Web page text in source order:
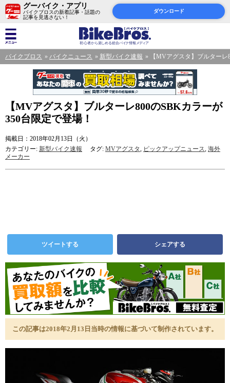
グーバイク・アプリ
バイクブロスの新着記事・話題の
記事を見逃さない！
ダウンロード
バイクブロス バイクニュース 新型バイク速報 【MVアグスタ】ブルター
【MVアグスタ】ブルターレ800のSBKカラーが
350台限定で登場！
掲載日：2018年02月13日（火）
カテゴリー: 新型バイク速報 タグ: MVアグスタ, ピックアップニュース, 海外
メーカー
ツイートする シェアする
この記事は2018年2月13日当時の情報に基づいて制作されています。